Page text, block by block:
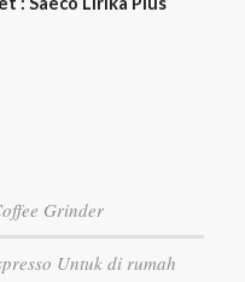
Grinder
Untuk di rumah